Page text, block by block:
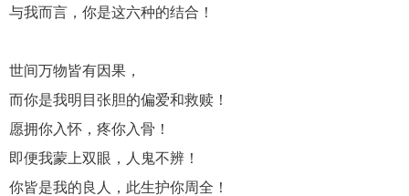
与我而言，你是这六种的结合！
世间万物皆有因果，
而你是我明目张胆的偏爱和救赎！
愿拥你入怀，疼你入骨！
即便我蒙上双眼，人鬼不辨！
你皆是我的良人，此生护你周全！